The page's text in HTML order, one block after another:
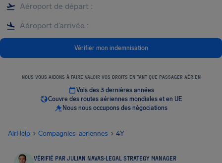
Vérifier mon indemnisation
NOUS VOUS AIDONS À FAIRE VALOIR VOS DROITS EN TANT QUE PASSAGER AÉRIEN
Vols des 3 dernières années
Couvre des routes aériennes mondiales et en UE
Nous nous occupons des négociations
AirHelp Compagnies-aeriennes 4Y
VÉRIFIÉ PAR JULIAN NAVAS·LEGAL STRATEGY MANAGER